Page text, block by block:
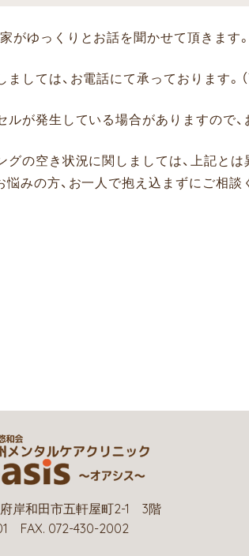
がゆっくりとお話を聞かせて頂きます。
しては、お電話にて承っております。（
ルが発生している場合がありますので
グの空き状況に関しましては、上記と
悩みの方、お一人で抱え込まずにご相談
岸和田市五軒屋町2-1 3階
FAX. 072-430-2002